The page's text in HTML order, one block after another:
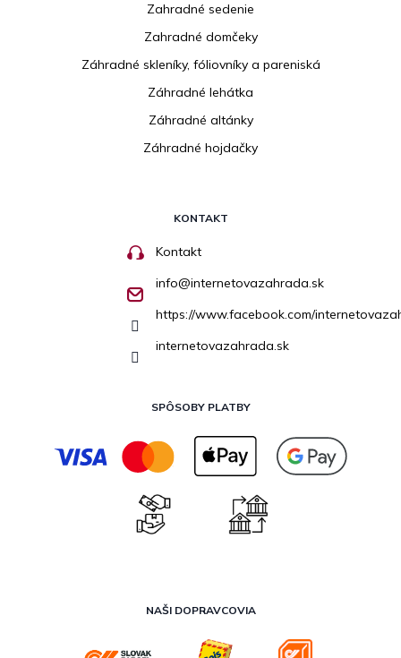
Zahradné sedenie
Zahradné domčeky
Záhradné skleníky, fóliovníky a pareniská
Záhradné lehátka
Záhradné altánky
Záhradné hojdačky
KONTAKT
Kontakt
info@internetovazahrada.sk
https://www.facebook.com/
internetovazahrada.sk
SPÔSOBY PLATBY
NAŠI DOPRAVCOVIA